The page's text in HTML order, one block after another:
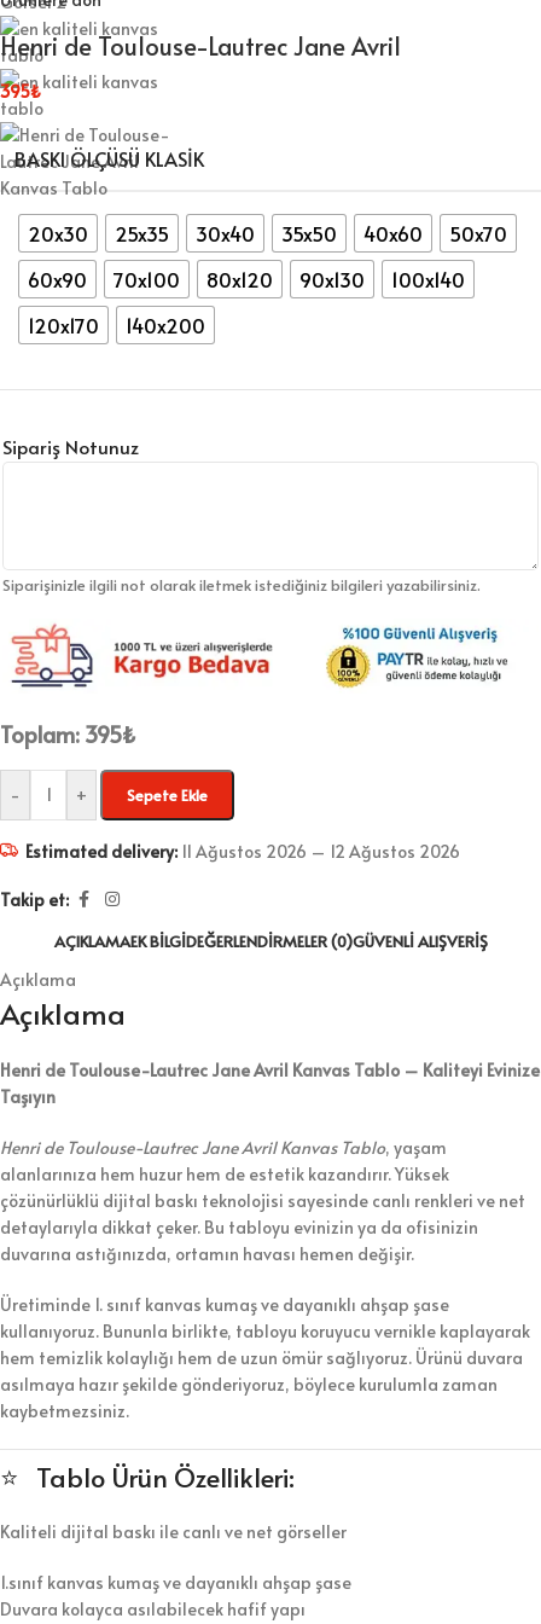
Henri de Toulouse-Lautrec Jane Avril
395₺
BASKI ÖLÇÜSÜ KLASIK
20x30 25x35 30x40 35x50 40x60
50x70
60x90
70x100 80x120 90x130
100x140
120x170
140x200
Sipariş Notunuz
Siparişinizle ilgili not olarak iletmek istediğiniz bilgileri yazabilirsiniz.
Toplam: 395₺
- + Sepete Ekle
Estimated delivery: 11 Ağustos 2026 – 12 Ağustos 2026
Takip et:
AÇIKLAMAEK BILGIDEĞERLENDIRMELER (0)GÜVENLI ALIŞVERIŞ
Açıklama
Açıklama
Henri de Toulouse-Lautrec Jane Avril Kanvas Tablo – Kaliteyi Evinize
Taşıyın
Henri de Toulouse-Lautrec Jane Avril Kanvas Tablo, yaşam
alanlarınıza hem huzur hem de estetik kazandırır. Yüksek
çözünürlüklü dijital baskı teknolojisi sayesinde canlı renkleri ve net
detaylarıyla dikkat çeker. Bu tabloyu evinizin ya da ofisinizin
duvarına astığınızda, ortamın havası hemen değişir.
Üretiminde 1. sınıf kanvas kumaş ve dayanıklı ahşap şase
kullanıyoruz. Bununla birlikte, tabloyu koruyucu vernikle kaplayarak
hem temizlik kolaylığı hem de uzun ömür sağlıyoruz. Ürünü duvara
asılmaya hazır şekilde gönderiyoruz, böylece kurulumla zaman
kaybetmezsiniz.
⭐ Tablo Ürün Özellikleri:
Kaliteli dijital baskı ile canlı ve net görseller
1.sınıf kanvas kumaş ve dayanıklı ahşap şase
Duvara kolayca asılabilecek hafif yapı